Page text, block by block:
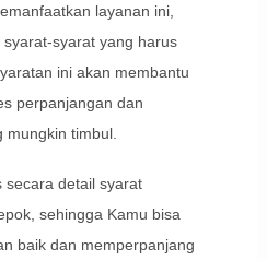
layanan ini,
syarat yang harus
ini akan membantu
perpanjangan dan
mungkin timbul.
secara detail syarat
sehingga Kamu bisa
baik dan memperpanjang